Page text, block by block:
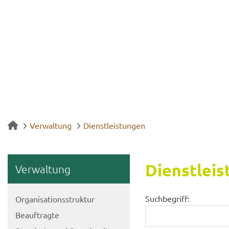
Verwaltung Dienstleistungen
Ver­wal­tung
Or­ga­ni­sa­ti­ons­struk­tur
Be­auf­trag­te
Suchbegriff: